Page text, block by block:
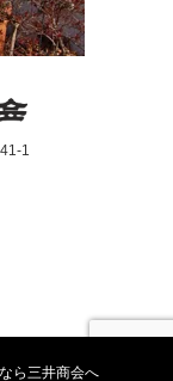
1
ら三井商会へ